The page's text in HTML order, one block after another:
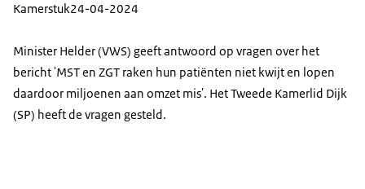
Kamerstuk24-04-2024
Minister Helder (VWS) geeft antwoord op vragen over het
bericht 'MST en ZGT raken hun patiënten niet kwijt en lopen
daardoor miljoenen aan omzet mis'. Het Tweede Kamerlid Dijk
(SP) heeft de vragen gesteld.